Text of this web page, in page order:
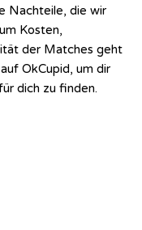
Nachteile, die wir
Kosten,
der Matches geht
OkCupid, um dir
dich zu finden.